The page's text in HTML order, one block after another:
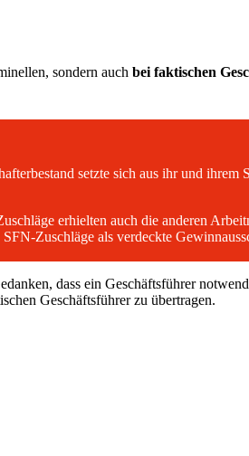
sondern auch bei faktischen
setzte sich aus ihr und ihrem
erhielten auch die anderen
Zuschläge als verdeckte
dass ein Geschäftsführer
Geschäftsführer zu übertragen.